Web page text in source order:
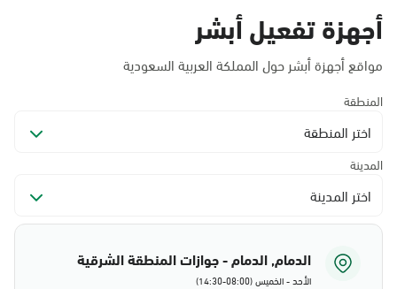
أجهزة تفعيل أبشر
مواقع أجهزة أبشر حول المملكة العربية السعودية
المنطقة
اختر المنطقة
المدينة
اختر المدينة
الدمام, الدمام - جوازات المنطقة الشرقية
الأحد - الخميس (08:00-14:30)